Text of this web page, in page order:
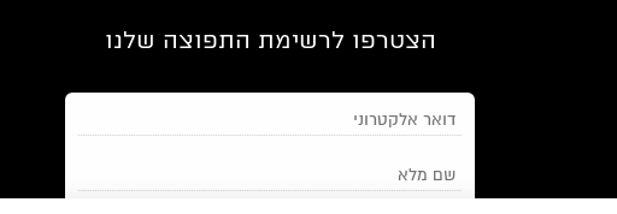
בזה את צריכה להתמקד / יונתן רז-פורטוגלי והילה טוני נבוק
הצטרפו לרשימת התפוצה שלנו